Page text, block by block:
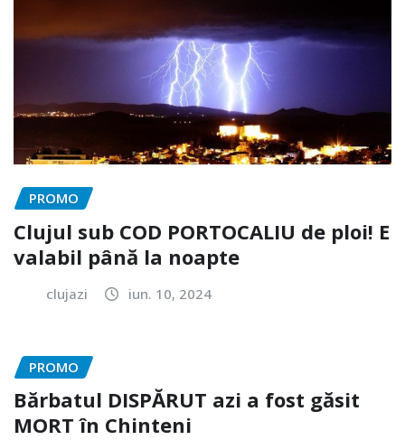
PROMO
Clujul sub COD PORTOCALIU de ploi! E
valabil până la noapte
clujazi iun. 10, 2024
PROMO
Bărbatul DISPĂRUT azi a fost găsit
MORT în Chinteni